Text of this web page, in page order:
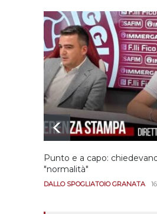
Punto e a capo:
"normalità"
DALLO SPOGLIATOIO GRANATA